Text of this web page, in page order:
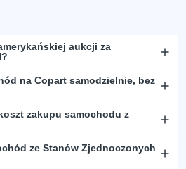
aukcji za
na Copart samodzielnie, bez
zakupu samochodu z
ze Stanów Zjednoczonych